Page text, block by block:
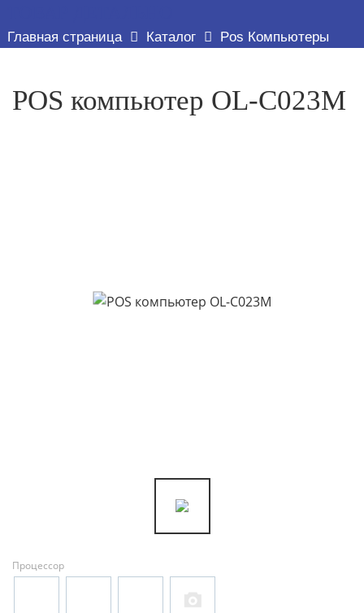
Главная страница Каталог Pos Компьютеры
POS компьютер OL-C023M
Процессор